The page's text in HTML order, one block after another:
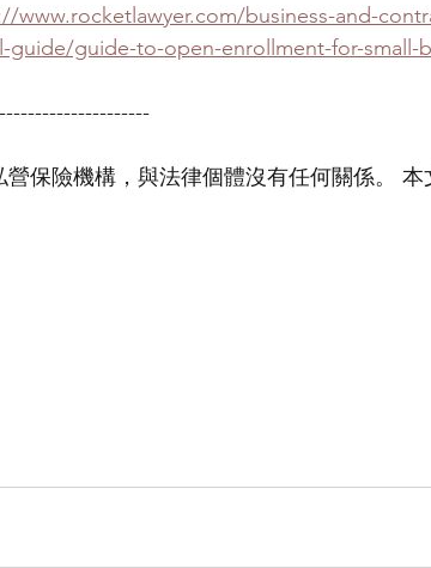
www.rocketlawyer.com/business-and-
guide/guide-to-open-enrollment-for-small-
營保險機構，與法律個體沒有任何關係。